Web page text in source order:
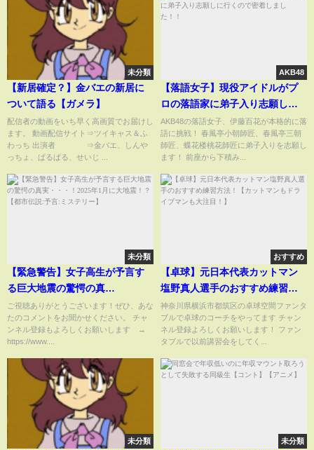
未分類
【新居確定？】金バエの新居に
ついて語る【ガメラ】
配信者の動画をいち早く高画質でお届けし
ます。 動画配信サイト⇒ツイキャス＆ふ
わっち 出演者 ⇒金バエ、しんや
っちょ、ぱるぱる、せいじ ...
AKB48
【落語女子】現役アイドルがプ
ロの落語家に弟子入り志願しに
行くので密着しました！！
AKB48の落語女子、伊藤百花が本格的に落
語に挑戦！ 春風亭小朝師匠、春風亭三朝
師匠、蝶花楼桃花師匠に弟子入りを志願し
ます！ 前座から下積み...
未分類
【緊急警告】女子高生が予言す
る巨大地震の驚愕の真
実・・・！2025年1月に大地
震！？【都市伝説:予言:ミステリ
ー】
ご視聴ありがとうございます！ぜひ、あな
たのコメントをお聞かせください。 チャ
ンネル登録もよろしくお願いします → ‪
https://www....
おすすめ
【卓球】元日本代表カットマン
塩野真人選手のおすすめ練習方
法！【カットマンもドライブマ
ンも大注目！】
神奈川県横浜市都筑区の卓球空間ファンタ
ブルで卓球のコーチをやってます チャン
ネル登録よろしくお願いします！ ファン
タブルで以前講習会をしてく...
未分類 未分類